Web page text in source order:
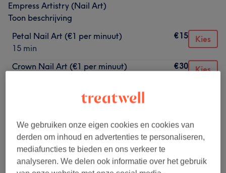
Empress Artistry (Nail Art)
Toon beschrijving
Petal Nail Art (€1 per minuut)
15 min
€15 Kies
Crown Nail Art (€1 per minuut)
€30 Kies
Empress Nail Art (€1 per minuut)
Niet wat je zocht?
Alle behandelingen
We gebruiken onze eigen cookies en cookies van
derden om inhoud en advertenties te personaliseren,
mediafuncties te bieden en ons verkeer te
analyseren. We delen ook informatie over het gebruik